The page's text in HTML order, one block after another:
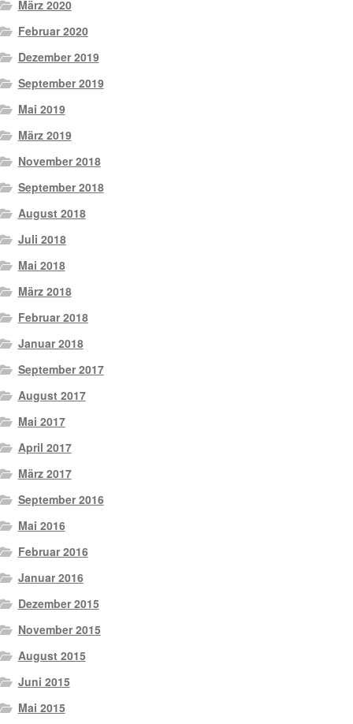
März 2020
Februar 2020
Dezember 2019
September 2019
Mai 2019
März 2019
November 2018
September 2018
August 2018
Juli 2018
Mai 2018
März 2018
Februar 2018
Januar 2018
September 2017
August 2017
Mai 2017
April 2017
März 2017
September 2016
Mai 2016
Februar 2016
Januar 2016
Dezember 2015
November 2015
August 2015
Juni 2015
Mai 2015